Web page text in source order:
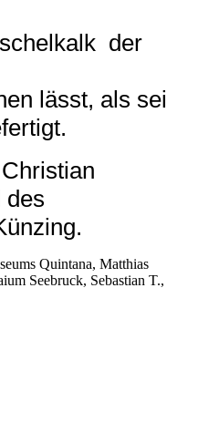
der
lässt, als sei
des
Quintana, Matthias
Seebruck, Sebastian T.,